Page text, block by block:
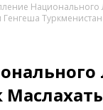
Национального